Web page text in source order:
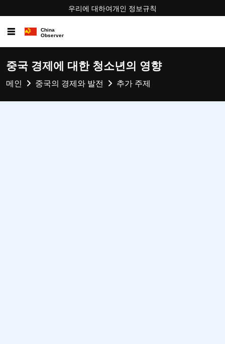
우리에 대하여개인 정보규칙
☰
중국 경제에 대한 청소년의 영향
메인 중국의 경제와 발전 추가 주제